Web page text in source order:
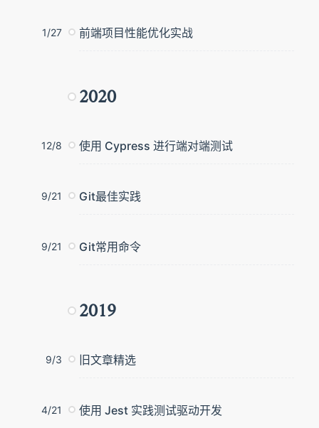
1/27 前端项目性能优化实战
2020
12/8 使用 Cypress 进行端对端测试
9/21 Git最佳实践
9/21 Git常用命令
2019
9/3 旧文章精选
4/21 使用 Jest 实践测试驱动开发